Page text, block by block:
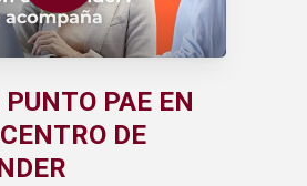
PAE EN
DE